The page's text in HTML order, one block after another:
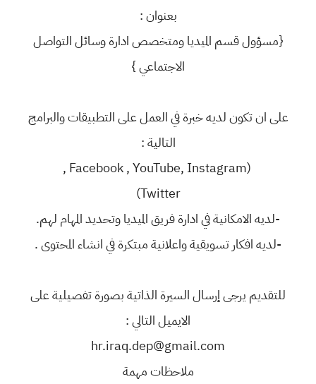
بعنوان :
{مسؤول قسم الميديا ومتخصص ادارة وسائل التواصل
الاجتماعي }
على ان تكون لديه خبرة في العمل على التطبيقات والبرامج
التالية :
‏ (Facebook , YouTube, Instagram ,
‏Twitter)
-لديه الامكانية في ادارة فريق الميديا وتحديد المهام لهم.
-لديه افكار تسويقية واعلانية مبتكرة في انشاء المحتوى .
للتقديم يرجى إرسال السيرة الذاتية بصورة تفصيلية على
الايميل التالي :
ملاحظات مهمة